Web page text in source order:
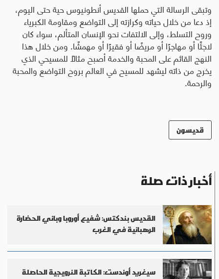
وتبقى الرسالة التي حملها القديس أنطونيوس حية حتى اليوم،
إذ دعا من خلال حياته وكرازته إلى التواضع ومقاومة الكبرياء
وروح التسلط، وإلى الالتفات نحو الإنسان المتألم، سواء كان
لاجئًا أو مهاجرًا أو مريضًا أو فقيرًا أو مهمشًا. ومن خلال هذا
النهج القائم على المحبة والخدمة أصبح مثالًا للمسيحي الذي
يخرج من ذاته ليشهد للمسيح في العالم بروح التواضع والمحبة
والرحمة.
قديسون
أخبار ذات صلة
القديس بندكتس: شفيع أوروبا وباني الحضارة
الرهبانية في الغرب
سيغريد أوندست: الكاتبة النرويجية الحاصلة